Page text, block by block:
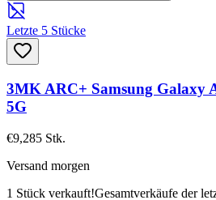
Letzte 5 Stücke
3MK ARC+ Samsung Galaxy
5G
€9,285 Stk.
Versand morgen
1 Stück verkauft!Gesamtverkäufe der